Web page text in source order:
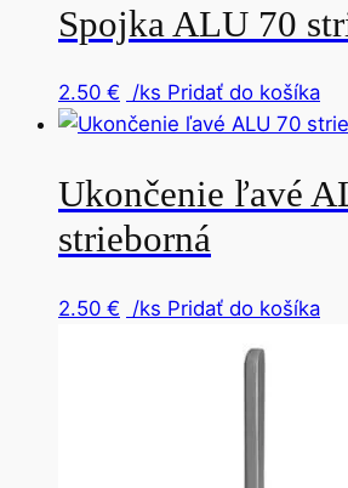
Spojka ALU 70
2.50 € /ks Pridať do košíka
Ukončenie ľavé
strieborná
2.50 € /ks Pridať do košíka